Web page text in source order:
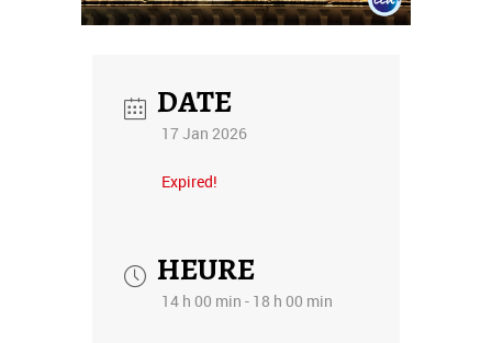
DATE
17 Jan 2026
Expired!
HEURE
14 h 00 min - 18 h 00 min